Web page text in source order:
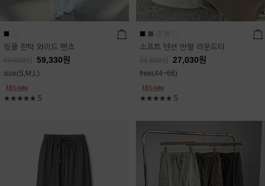
링클 핀턱 와이드 팬츠
69,800 59,330원
size(S,M,L)
★★★★★ 5
소프트 텐션 반팔 라운드티
31,800 27,030원
free(44~66)
★★★★★ 5